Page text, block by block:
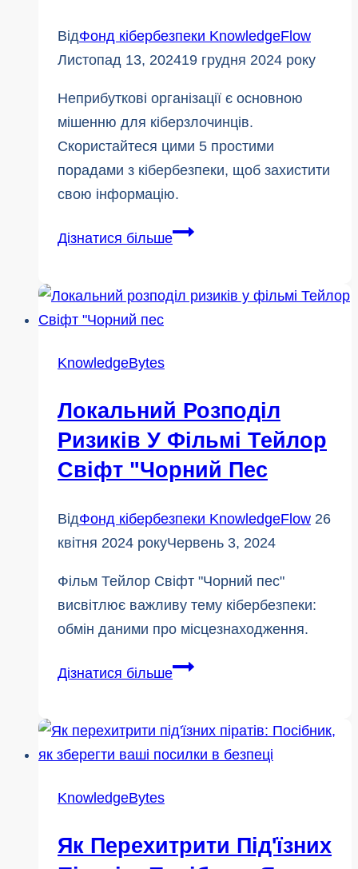
ВідФонд кібербезпеки KnowledgeFlow
Листопад 13, 202419 грудня 2024 року
Неприбуткові організації є основною
мішенню для кіберзлочинців.
Скористайтеся цими 5 простими
порадами з кібербезпеки, щоб захистити
свою інформацію.
Дізнатися більше5
безкоштовних
для
неприбуткових
організацій
KnowledgeBytes
Локальний Розподіл
Ризиків У Фільмі Тейлор
Свіфт "Чорний Пес
ВідФонд кібербезпеки KnowledgeFlow 26
квітня 2024 рокуЧервень 3, 2024
Фільм Тейлор Свіфт "Чорний пес"
висвітлює важливу тему кібербезпеки:
обмін даними про місцезнаходження.
Дізнатися більшеЛокальний
у
фільмі
пес
KnowledgeBytes
Як Перехитрити Під'їзних